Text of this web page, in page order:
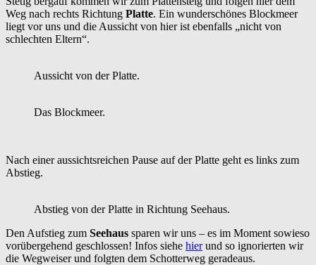
Weg nach rechts Richtung Platte. Ein wunderschönes Blockmeer
liegt vor uns und die Aussicht von hier ist ebenfalls „nicht von
schlechten Eltern“.
Aussicht von der Platte.
Das Blockmeer.
Nach einer aussichtsreichen Pause auf der Platte geht es links zum
Abstieg.
Abstieg von der Platte in Richtung Seehaus.
Den Aufstieg zum Seehaus sparen wir uns – es im Moment sowieso
vorübergehend geschlossen! Infos siehe hierund so ignorierten wir
die Wegweiser und folgten dem Schotterweg geradeaus.